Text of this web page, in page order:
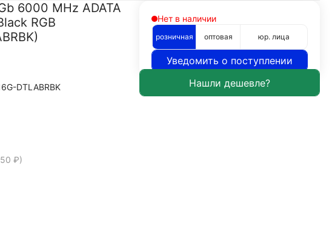
6000 MHz ADATA
RGB
DTLABRBK
₽)
Нет в наличии
розничная оптовая юр. лица
Уведомить о поступлении